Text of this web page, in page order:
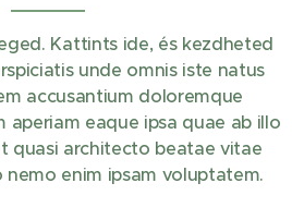
Kattints ide, és kezdheted
unde omnis iste natus
accusantium doloremque
eaque ipsa quae ab illo
quasi architecto beatae vitae
enim ipsam voluptatem.